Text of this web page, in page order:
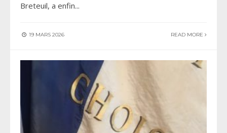
Breteuil, a enfin...
19 MARS 2026 READ MORE